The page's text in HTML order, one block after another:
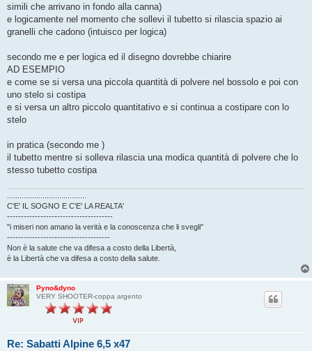
simili che arrivano in fondo alla canna)
e logicamente nel momento che sollevi il tubetto si rilascia spazio ai
granelli che cadono (intuisco per logica)
secondo me e per logica ed il disegno dovrebbe chiarire
AD ESEMPIO
e come se si versa una piccola quantità di polvere nel bossolo e poi con
uno stelo si costipa
e si versa un altro piccolo quantitativo e si continua a costipare con lo
stelo
in pratica (secondo me )
il tubetto mentre si solleva rilascia una modica quantità di polvere che lo
stesso tubetto costipa
C'E' IL SOGNO E C'E' LA REALTA'
--------------------------------------
"i miseri non amano la verità e la conoscenza che li svegli"
-------------------------------------
Non è la salute che va difesa a costo della Libertà,
è la Libertà che va difesa a costo della salute.
Pyno&dyno
VERY SHOOTER-coppa argento
Re: Sabatti Alpine 6,5 x47